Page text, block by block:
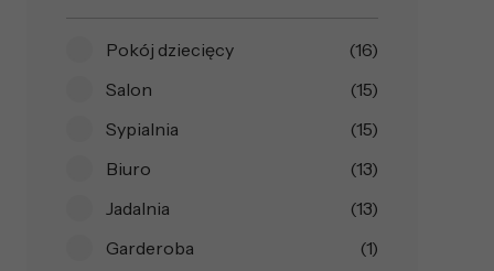
Pokój dziecięcy
(16)
Salon
(15)
Sypialnia
(15)
Biuro
(13)
Jadalnia
(13)
Garderoba
(1)